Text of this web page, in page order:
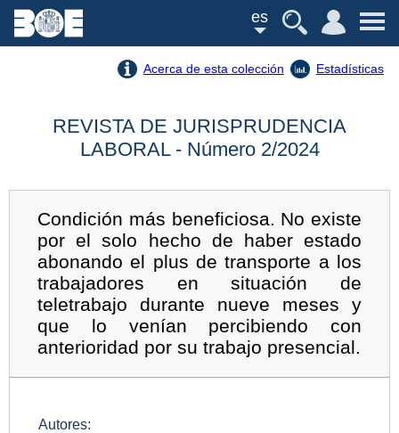
es
Acerca de esta colección Estadísticas
REVISTA DE JURISPRUDENCIA
LABORAL - Número 2/2024
Condición más beneficiosa. No existe
por el solo hecho de haber estado
abonando el plus de transporte a los
trabajadores en situación de
teletrabajo durante nueve meses y
que lo venían percibiendo con
anterioridad por su trabajo presencial.
Autores: